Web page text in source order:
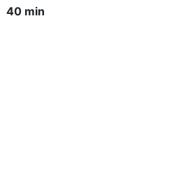
40 min